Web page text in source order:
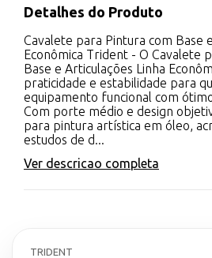
Detalhes do Produto
Cavalete para Pintura com Base
Econômica Trident - O Cavalete
Base e Articulações Linha
praticidade e estabilidade para
equipamento funcional com
Com porte médio e design
para pintura artística em óleo,
estudos de d...
Ver descricao completa
TRIDENT